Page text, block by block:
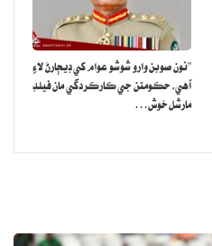
”نون صوبن وارو شوشو عوام کي ڊيڄارڻ لاءِ
آهي، حڪومتن جي ڪارڪردگي مان فيلڊ
مارشل خوش…